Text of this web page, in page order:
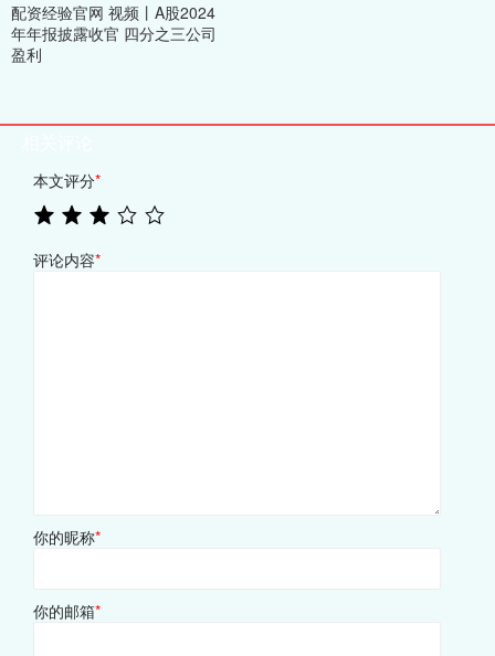
配资经验官网 视频丨A股2024
年年报披露收官 四分之三公司
盈利
本文评分*
评论内容*
你的昵称*
你的邮箱*